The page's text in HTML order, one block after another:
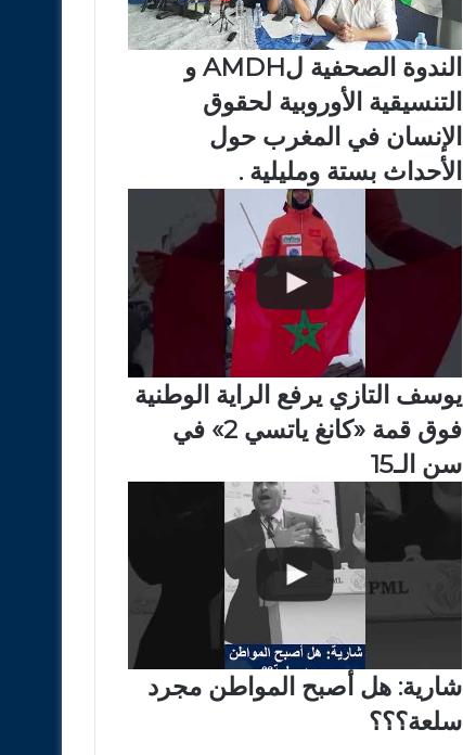
الندوة الصحفية لAMDH و
التنسيقية الأوروبية لحقوق
الإنسان في المغرب حول
الأحداث بستة ومليلية .
يوسف التازي يرفع الراية الوطنية
فوق قمة «كانغ ياتسي 2» في
سن الـ15
شارية: هل أصبح المواطن مجرد
سلعة؟؟؟